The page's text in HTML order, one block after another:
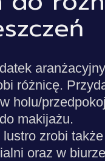
różnicę.
holu/
makijażu.
zrobi
oraz w